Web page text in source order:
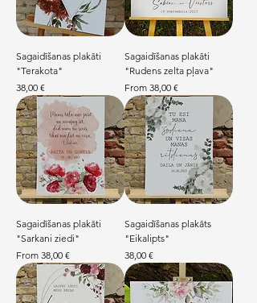
Sagaidīšanas plakāti
"Terakota"
Price
38,00 €
Sagaidīšanas plakāti
"Rudens zelta pļava"
From 38,00 €
Sale Price
Sagaidīšanas plakāti
"Sarkani ziedi"
From 38,00 €
Sale Price
Sagaidīšanas plakāts
"Eikalipts"
Price
38,00 €